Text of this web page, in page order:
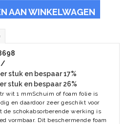
AAN WINKELWAGEN
/
stuk en bespaar 17%
stuk en bespaar 26%
wit 1 mmSchuim of foam folie is
en daardoor zeer geschikt voor
de schokabsorberende werking is
vormbaar. Dit beschermende foam